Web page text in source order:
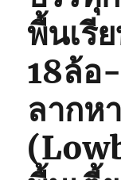
พื้นเรี
18ล้อ
ลากห